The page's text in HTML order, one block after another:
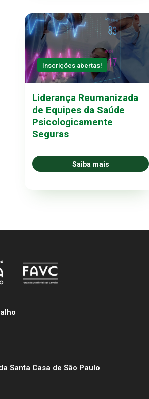
Inscrições abertas!
Liderança Reumanizada
de Equipes da Saúde
Psicologicamente
Seguras
Saiba mais
Santa Casa de São Paulo